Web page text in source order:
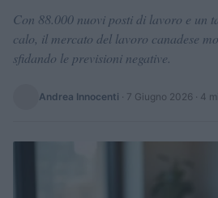
Con 88.000 nuovi posti di lavoro e un
calo, il mercato del lavoro canadese
sfidando le previsioni negative.
Andrea Innocenti · 7 Giugno 2026 · 4